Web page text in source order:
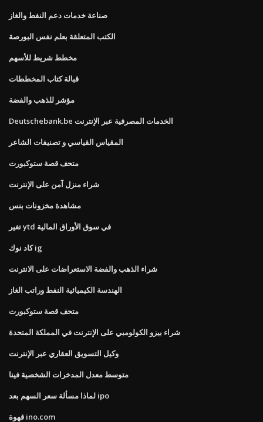
صناعة خدمات دعم النفط والغاز
الكتب المتعلقة بعلم نفس البورصة
مخطط شريط للأسهم
قبالة كتاب المخططات
مؤشر للذهب والفضة
Deutschebank.be الخدمات المصرفية عبر الإنترنت
المقياس القياسي و تصنيفات الشاعر
متحف قصة ستوكبورت
شراء منزل آمن على الإنترنت
مشاهدة مخزونات بنس
تغير ytd في سوق الأوراق المالية
كاد نوك ig
شراء الذهب والفضة الاستعراضات على الانترنت
الهندسة الكيميائية النفط وراتب الغاز
متحف قصة ستوكبورت
شراء بيزو الكولومبي على الإنترنت في المملكة المتحدة
وكيل التسويق العقاري عبر الإنترنت
متوسط ​​معدل المدخرات الشخصية فينا
لماذا مسألة سعر السهم بعد ipo
قهوة ino.com